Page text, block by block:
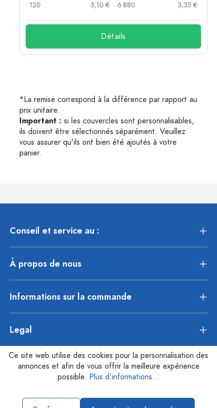
120
5,10 €
6.880
3,35 €
Détails
*La remise correspond à la différence par rapport au
prix unitaire.
Important : si les couvercles sont personnalisables,
ils doivent être sélectionnés séparément. Veuillez
vous assurer qu'ils ont bien été ajoutés à votre
panier.
Conseil et service au :
À propos de nous
Informations sur la commande
Legal
Ce site web utilise des cookies pour la personnalisation des
annonces et afin de vous offrir la meilleure expérience
possible. Plus d'informations...